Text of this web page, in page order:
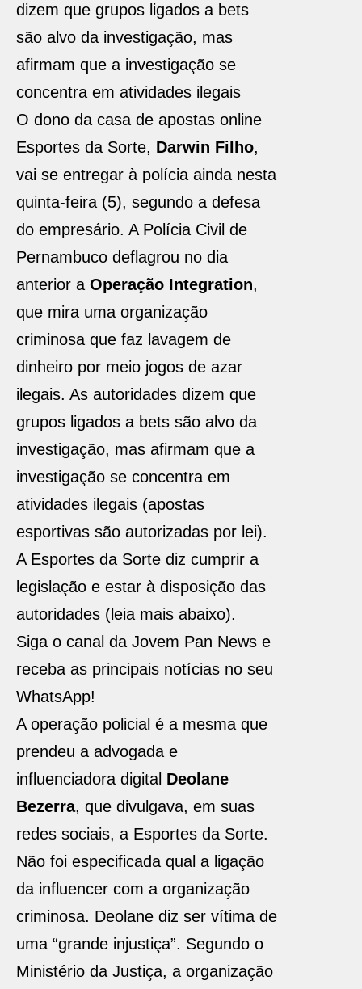
dizem que grupos ligados a bets
são alvo da investigação, mas
afirmam que a investigação se
concentra em atividades ilegais
O dono da casa de apostas online
Esportes da Sorte, Darwin Filho,
vai se entregar à polícia ainda nesta
quinta-feira (5), segundo a defesa
do empresário. A Polícia Civil de
Pernambuco deflagrou no dia
anterior a Operação Integration,
que mira uma organização
criminosa que faz lavagem de
dinheiro por meio jogos de azar
ilegais. As autoridades dizem que
grupos ligados a bets são alvo da
investigação, mas afirmam que a
investigação se concentra em
atividades ilegais (apostas
esportivas são autorizadas por lei).
A Esportes da Sorte diz cumprir a
legislação e estar à disposição das
autoridades (leia mais abaixo).
Siga o canal da Jovem Pan News e
receba as principais notícias no seu
WhatsApp!
A operação policial é a mesma que
prendeu a advogada e
influenciadora digital Deolane
Bezerra, que divulgava, em suas
redes sociais, a Esportes da Sorte.
Não foi especificada qual a ligação
da influencer com a organização
criminosa. Deolane diz ser vítima de
uma “grande injustiça”. Segundo o
Ministério da Justiça, a organização